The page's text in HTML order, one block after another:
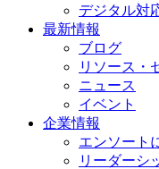
デジタル対
最新情報
ブログ
リソース・
ニュース
イベント
企業情報
エンソート
リーダーシ